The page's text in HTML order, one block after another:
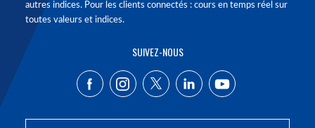
autres indices. Pour les clients connectés : cours en temps réel sur
toutes valeurs et indices.
SUIVEZ-NOUS